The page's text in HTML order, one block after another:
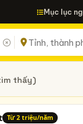
Mục lục
thấy)
Từ 2 triệu/năm